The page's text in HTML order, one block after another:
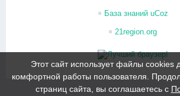
База знаний uCoz
21region.org
Этот сайт использует файлы cookies
комфортной работы пользователя.
страниц сайта, вы соглашаетесь с